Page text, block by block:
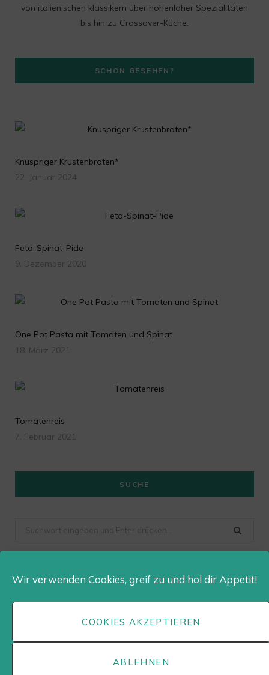
Wir verwenden Cookies, greif zu und hol dir Appetit!
COOKIES AKZEPTIEREN
ABLEHNEN
g
r
m
von italienischen klassikern über hohenloher Spezialitäten
bis hin zu Crossover-Küche.
SCHON GESEHEN?
Knuspriger Krustenbraten*
22. Januar 2024
Feta-Spinat-Pide
9. Dezember 2020
One Pot Pasta mit Tomaten und Spinat
18. März 2021
Tomatenreis
7. Februar 2021
SUCHE
Dailygusto auf Instagram